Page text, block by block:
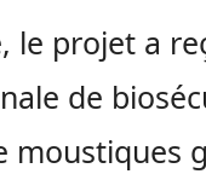
le projet a
de
moustiques